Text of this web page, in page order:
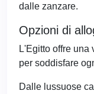
dalle zanzare.
Opzioni di
L'Egitto offre
per soddisfare
Dalle lussuose